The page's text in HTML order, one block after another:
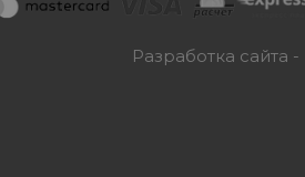
Разработка сайта -